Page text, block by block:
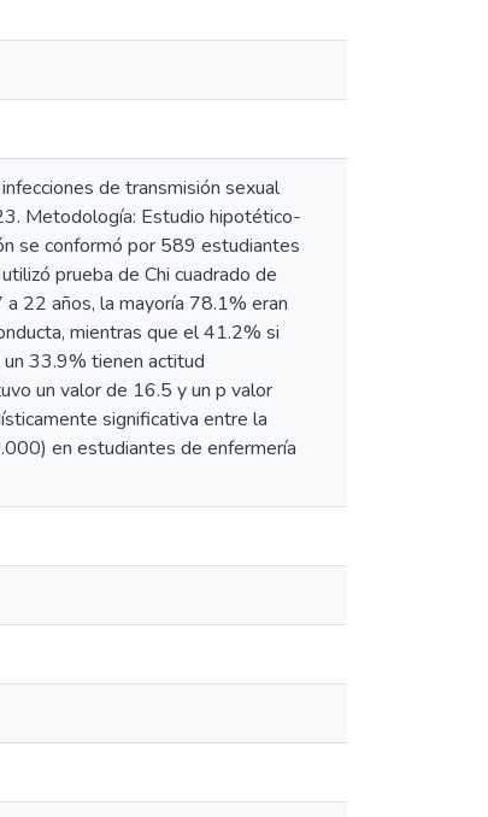
de transmisión sexual
Metodología: Estudio hipotético-
se conformó por 589 estudiantes
prueba de Chi cuadrado de
22 años, la mayoría 78.1% eran
mientras que el 41.2% si
un 33.9% tienen actitud
un valor de 16.5 y un p valor
significativa entre la
en estudiantes de enfermería